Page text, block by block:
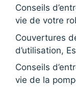
Conseils
vie de votre
Couvertures
d’utilisation,
Conseils
vie de la